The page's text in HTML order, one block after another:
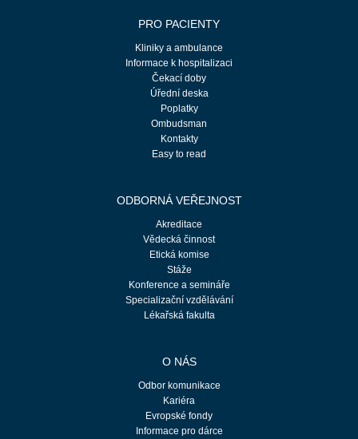
PRO PACIENTY
Kliniky a ambulance
Informace k hospitalizaci
Čekací doby
Úřední deska
Poplatky
Ombudsman
Kontakty
Easy to read
ODBORNÁ VEŘEJNOST
Akreditace
Vědecká činnost
Etická komise
Stáže
Konference a semináře
Specializační vzdělávání
Lékařská fakulta
O NÁS
Odbor komunikace
Kariéra
Evropské fondy
Informace pro dárce